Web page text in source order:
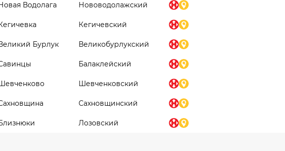
Водолага Нововодолажский
Кегичевский
Бурлук Великобурлукский
Балаклейский
Шевченковский
Сахновщинский
Лозовский